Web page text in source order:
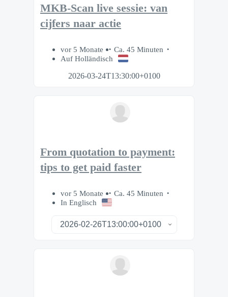
MKB-Scan live sessie: van
cijfers naar actie
vor 5 Monate
Ca. 45 Minuten
Auf Holländisch
2026-03-24T13:30:00+0100
From quotation to payment:
tips to get paid faster
vor 5 Monate
Ca. 45 Minuten
In Englisch